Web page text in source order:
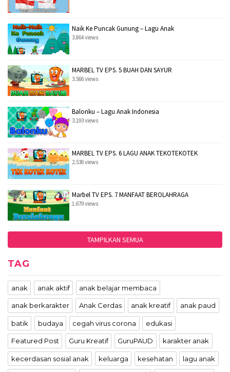
Naik Ke Puncak Gunung – Lagu Anak
3.864 views
MARBEL TV EPS. 5 BUAH DAN SAYUR
3.566 views
Balonku – Lagu Anak Indonesia
3.193 views
MARBEL TV EPS. 6 LAGU ANAK TEKOTEKOTEK
2.536 views
Marbel TV EPS. 7 MANFAAT BEROLAHRAGA
1.679 views
TAMPILKAN SEMUA
TAG
anak anak aktif anak belajar membaca
anak berkarakter Anak Cerdas anak kreatif anak paud
batik budaya cegah virus corona edukasi
Featured Post Guru Kreatif GuruPAUD karakter anak
kecerdasan sosial anak keluarga kesehatan lagu anak